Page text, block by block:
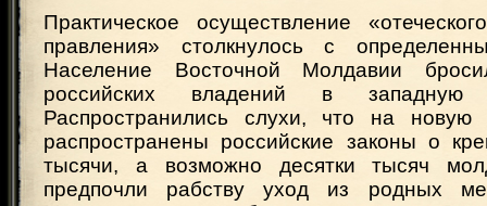
Практическое осуществление
правления» столкнулось с
Население Восточной Молдавии
российских владений в западную
Распространились слухи, что на новую
распространены российские законы о
тысячи, а возможно десятки тысяч
предпочли рабству уход из родных